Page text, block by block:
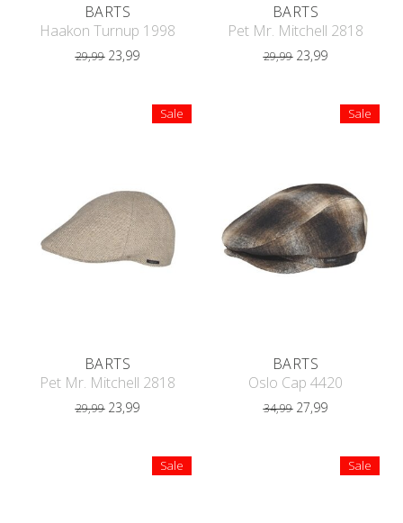
BARTS
Haakon Turnup 1998
29,99 23,99
BARTS
Pet Mr. Mitchell 2818
29,99 23,99
BARTS
Pet Mr. Mitchell 2818
29,99 23,99
Sale
BARTS
Oslo Cap 4420
34,99 27,99
Sale
Sale Sale